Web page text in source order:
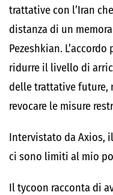
trattative con l’Iran
distanza di un
Pezeshkian.
ridurre il livello di
delle trattative future,
revocare le misure
Intervistato da Axios,
ci sono limiti al mio
Il tycoon racconta di